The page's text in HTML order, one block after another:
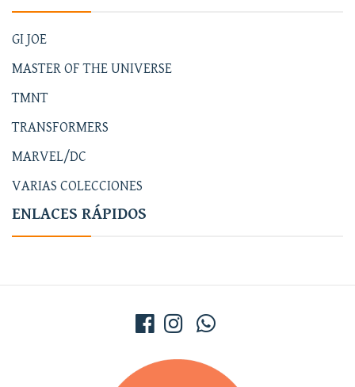
GI JOE
MASTER OF THE UNIVERSE
TMNT
TRANSFORMERS
MARVEL/DC
VARIAS COLECCIONES
ENLACES RÁPIDOS